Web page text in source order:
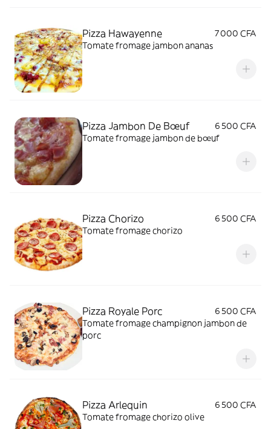
Pizza Hawayenne
7 000 CFA
Tomate fromage jambon ananas
Pizza Jambon De Bœuf
6 500 CFA
Tomate fromage jambon de bœuf
Pizza Chorizo
6 500 CFA
Tomate fromage chorizo
Pizza Royale Porc
6 500 CFA
Tomate fromage champignon jambon de
porc
Pizza Arlequin
6 500 CFA
Tomate fromage chorizo olive